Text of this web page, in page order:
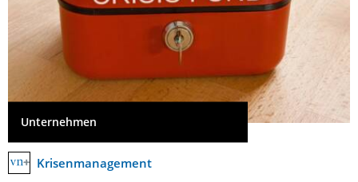
Unternehmen
Krisenmanagement